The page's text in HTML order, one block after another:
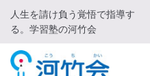
コ
ン
テ
ン
人生を請け負う覚悟で指導す
る。学習塾の河竹会